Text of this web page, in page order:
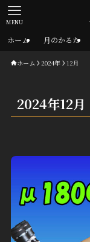
MENU
ホーム 月のかるた
ホーム 2024年 12月
2024年12月